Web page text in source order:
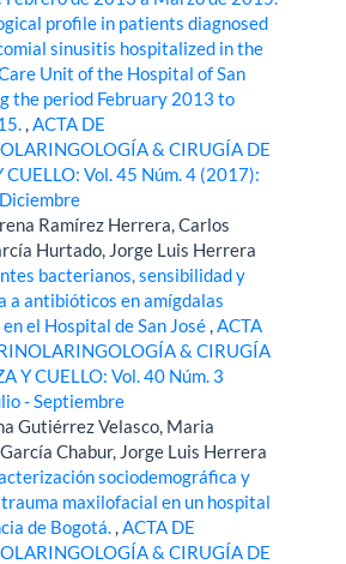
profile in patients diagnosed
sinusitis hospitalized in the
Unit of the Hospital of San
the period February 2013 to
,ACTA DE
& CIRUGÍA DE
CUELLO: Vol. 45 Núm. 4 (2017):
Ramírez Herrera, Carlos
Hurtado, Jorge Luis Herrera
bacterianos, sensibilidad y
a antibióticos en amígdalas
el Hospital de San José,ACTA
& CIRUGÍA
Y CUELLO: Vol. 40 Núm. 3
- Septiembre
Gutiérrez Velasco, Maria
Chabur, Jorge Luis Herrera
sociodemográfica y
maxilofacial en un hospital
de Bogotá.,ACTA DE
& CIRUGÍA DE